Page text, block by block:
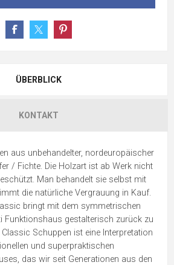
ÜBERBLICK
KONTAKT
aus unbehandelter, nordeuropäischer
/ Fichte. Die Holzart ist ab Werk nicht
Man behandelt sie selbst mit
die natürliche Vergrauung in Kauf.
bringt mit dem symmetrischen
Funktionshaus gestalterisch zurück zu
Classic Schuppen ist eine Interpretation
und superpraktischen
das wir seit Generationen aus den